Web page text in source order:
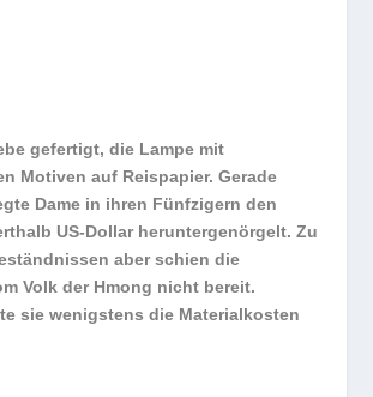
gefertigt, die Lampe mit
Motiven auf Reispapier. Gerade
Dame in ihren Fünfzigern den
US-Dollar heruntergenörgelt. Zu
aber schien die
Volk der Hmong nicht bereit.
sie wenigstens die Materialkosten